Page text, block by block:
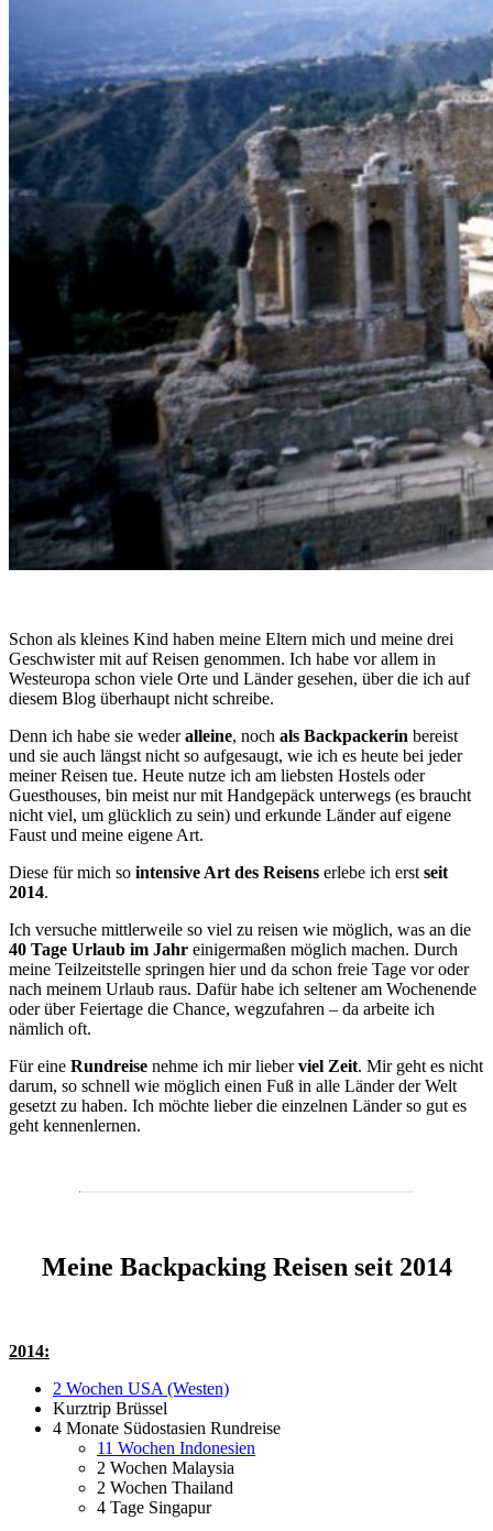
Schon als kleines Kind haben meine Eltern mich und meine drei
Geschwister mit auf Reisen genommen. Ich habe vor allem in
Westeuropa schon viele Orte und Länder gesehen, über die ich auf
diesem Blog überhaupt nicht schreibe.
Denn ich habe sie wederalleine, noch als Backpackerin bereist
und sie auch längst nicht so aufgesaugt, wie ich es heute bei jeder
meiner Reisen tue. Heute nutze ich am liebsten Hostels oder
Guesthouses, bin meist nur mit Handgepäck unterwegs (es braucht
nicht viel, um glücklich zu sein) und erkunde Länder auf eigene
Faust und meine eigene Art.
Diese für mich so intensive Art des Reisens erlebe ich erst seit
2014.
Ich versuche mittlerweile so viel zu reisen wie möglich, was an die
40 Tage Urlaub im Jahr einigermaßen möglich machen. Durch
meine Teilzeitstelle springen hier und da schon freie Tage vor oder
nach meinem Urlaub raus. Dafür habe ich seltener am Wochenende
oder über Feiertage die Chance, wegzufahren – da arbeite ich
nämlich oft.
Für eine Rundreise nehme ich mir lieberviel Zeit. Mir geht es nicht
darum, so schnell wie möglich einen Fuß in alle Länder der Welt
gesetzt zu haben. Ich möchte lieber die einzelnen Länder so gut es
geht kennenlernen.
Meine Backpacking Reisen seit 2014
2014:
2 Wochen USA (Westen)
Kurztrip Brüssel
4 Monate Südostasien Rundreise
11 Wochen Indonesien
2 Wochen Malaysia
2 Wochen Thailand
4 Tage Singapur